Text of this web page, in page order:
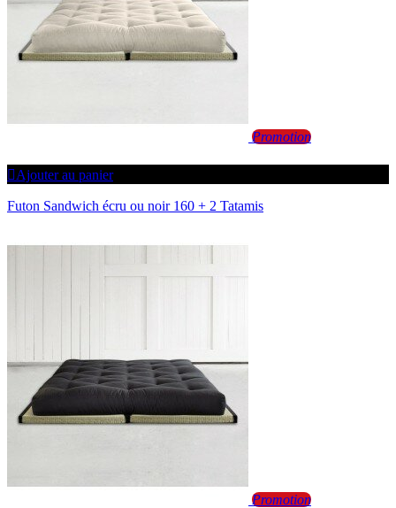
Promotion
Ajouter au panier
Futon Sandwich écru ou noir 160 + 2 Tatamis
Promotion